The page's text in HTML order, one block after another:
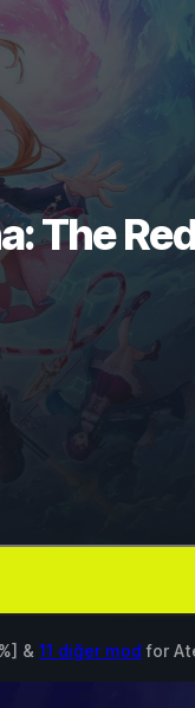
The
& 11 diğer mod for